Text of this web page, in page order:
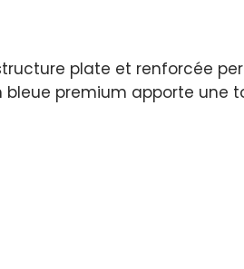
plate et renforcée
premium apporte une